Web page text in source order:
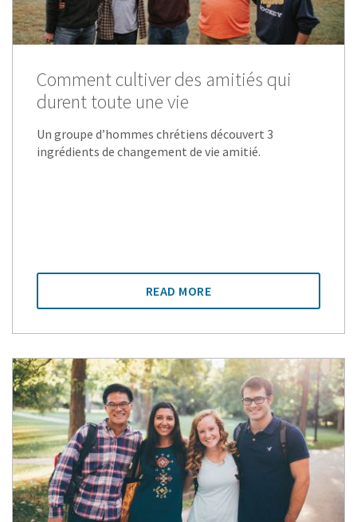
Comment cultiver des amitiés qui
durent toute une vie
Un groupe d’hommes chrétiens découvert 3
ingrédients de changement de vie amitié.
READ MORE